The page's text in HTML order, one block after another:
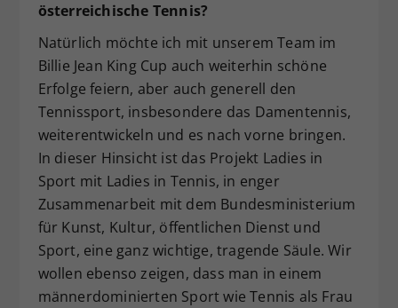
österreichische Tennis?
Natürlich möchte ich mit unserem Team im
Billie Jean King Cup auch weiterhin schöne
Erfolge feiern, aber auch generell den
Tennissport, insbesondere das Damentennis,
weiterentwickeln und es nach vorne bringen.
In dieser Hinsicht ist das Projekt Ladies in
Sport mit Ladies in Tennis, in enger
Zusammenarbeit mit dem Bundesministerium
für Kunst, Kultur, öffentlichen Dienst und
Sport, eine ganz wichtige, tragende Säule. Wir
wollen ebenso zeigen, dass man in einem
männerdominierten Sport wie Tennis als Frau